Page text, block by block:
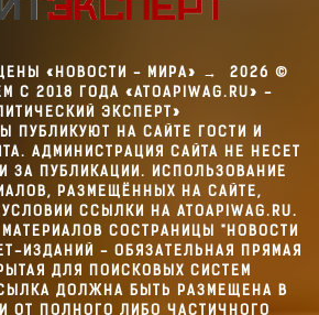
«НОВОСТИ - МИРА» → 2026 ©
С 2018 ГОДА «ATOAPIWAG.RU» -
ЭКСПЕРТ»
ПУБЛИКУЮТ НА САЙТЕ ГОСТИ И
АДМИНИСТРАЦИЯ САЙТА НЕ НЕСЕТ
ЗА ПУБЛИКАЦИИ. ИСПОЛЬЗОВАНИЕ
РАЗМЕЩЁННЫХ НА САЙТЕ,
ССЫЛКИ НА ATOAPIWAG.RU.
МАТЕРИАЛОВ СОСТРАНИЦЫ "НОВОСТИ
ИЗДАНИЙ - ОБЯЗАТЕЛЬНАЯ ПРЯМАЯ
ДЛЯ ПОИСКОВЫХ СИСТЕМ
ДОЛЖНА БЫТЬ РАЗМЕЩЕНА В
ОТ ПОЛНОГО ЛИБО ЧАСТИЧНОГО